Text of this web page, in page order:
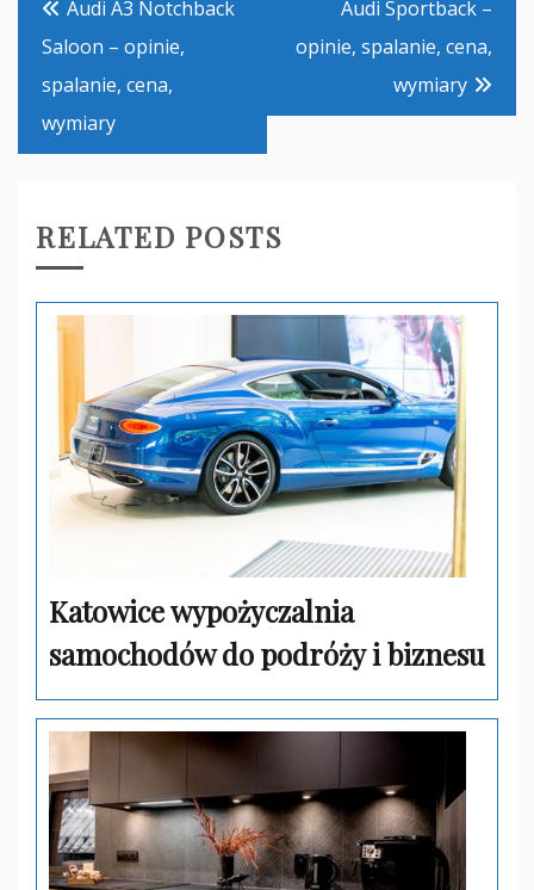
wpisu
Audi A3 Notchback
Saloon – opinie,
spalanie, cena,
wymiary
Audi Sportback –
opinie, spalanie, cena,
wymiary
RELATED POSTS
Katowice wypożyczalnia
samochodów do podróży i biznesu